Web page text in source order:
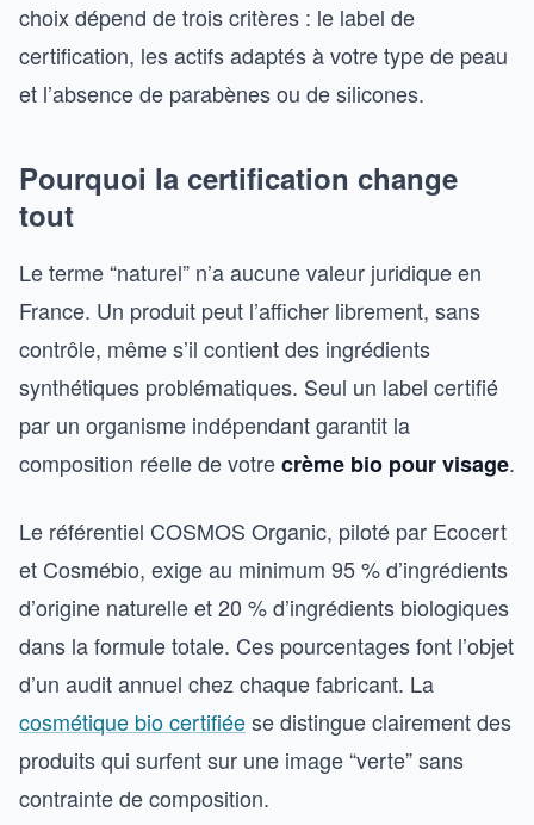
choix dépend de trois critères : le label de
certification, les actifs adaptés à votre type de peau
et l’absence de parabènes ou de silicones.
Pourquoi la certification change
tout
Le terme “naturel” n’a aucune valeur juridique en
France. Un produit peut l’afficher librement, sans
contrôle, même s’il contient des ingrédients
synthétiques problématiques. Seul un label certifié
par un organisme indépendant garantit la
composition réelle de votrecrème bio pour visage.
Le référentiel COSMOS Organic, piloté par Ecocert
et Cosmébio, exige au minimum 95 % d’ingrédients
d’origine naturelle et 20 % d’ingrédients biologiques
dans la formule totale. Ces pourcentages font l’objet
d’un audit annuel chez chaque fabricant. La
cosmétique bio certifiéese distingue clairement des
produits qui surfent sur une image “verte” sans
contrainte de composition.